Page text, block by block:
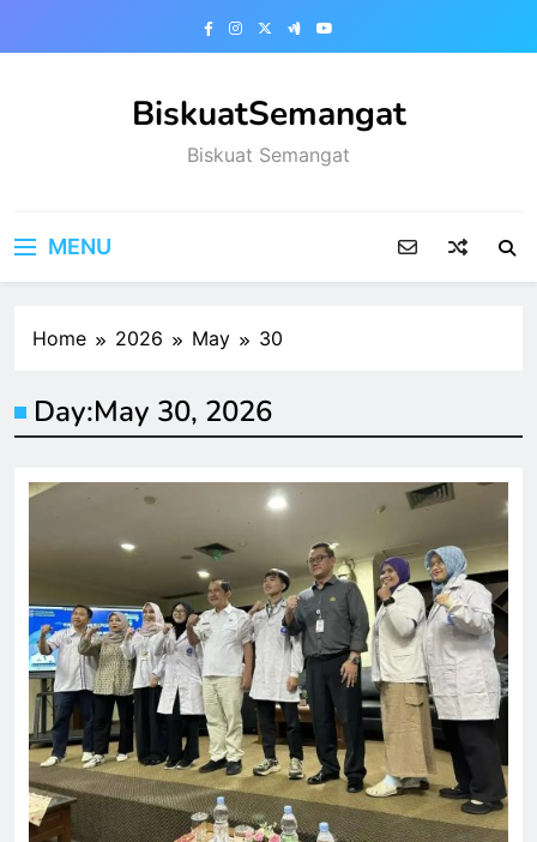
BiskuatSemangat
Biskuat Semangat
MENU
Home 2026 May 30
Day:May 30, 2026